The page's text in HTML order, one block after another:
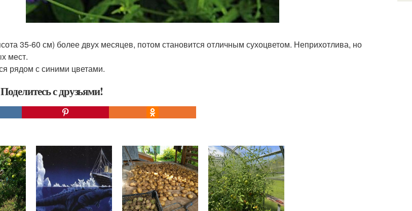
35-60 см) более двух месяцев, потом становится отличным сухоцветом. Неприхотлива, но
мест.
рядом с синими цветами.
с друзьями!